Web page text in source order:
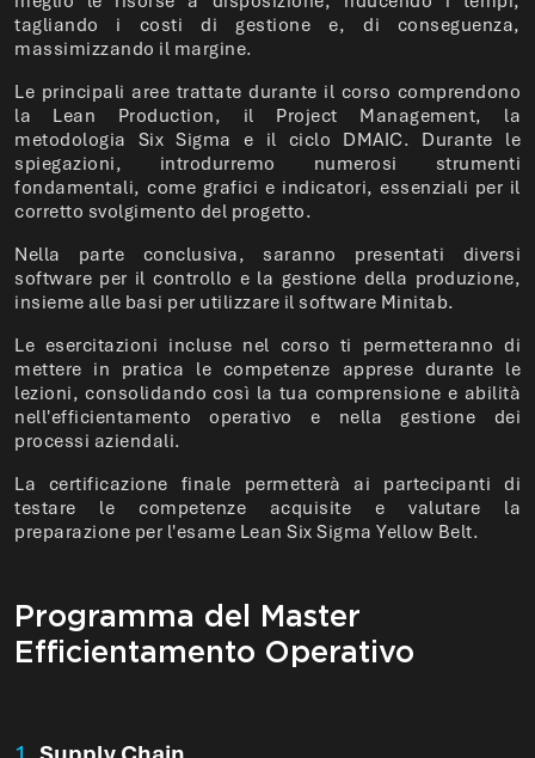
tagliando i costi di gestione e, di conseguenza,
massimizzando il margine.
Le principali aree trattate durante il corso comprendono
la Lean Production, il Project Management, la
metodologia Six Sigma e il ciclo DMAIC. Durante le
spiegazioni, introdurremo numerosi strumenti
fondamentali, come grafici e indicatori, essenziali per il
corretto svolgimento del progetto.
Nella parte conclusiva, saranno presentati diversi
software per il controllo e la gestione della produzione,
insieme alle basi per utilizzare il software Minitab.
Le esercitazioni incluse nel corso ti permetteranno di
mettere in pratica le competenze apprese durante le
lezioni, consolidando così la tua comprensione e abilità
nell'efficientamento operativo e nella gestione dei
processi aziendali.
La certificazione finale permetterà ai partecipanti di
testare le competenze acquisite e valutare la
preparazione per l'esame Lean Six Sigma Yellow Belt.
Programma del Master
Efficientamento Operativo